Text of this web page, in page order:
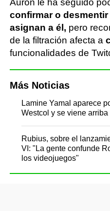
Auron le ha seguido
confirmar o
asignan a él, pero
de la filtración afecta a
funcionalidades de
Más Noticias
Lamine Yamal aparece
Westcol y se viene
Rubius, sobre el
VI: "La gente confunde
los videojuegos"